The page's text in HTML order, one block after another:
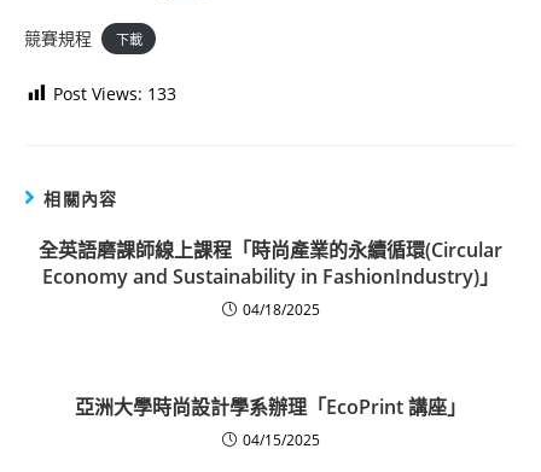
競賽規程 下載
Post Views: 133
相關內容
全英語磨課師線上課程「時尚產業的永續循環(Circular
Economy and Sustainability in FashionIndustry)」
04/18/2025
亞洲大學時尚設計學系辦理「EcoPrint 講座」
04/15/2025